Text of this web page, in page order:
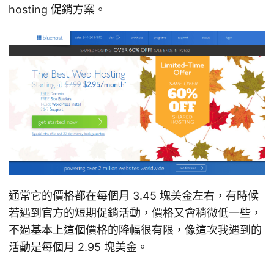
hosting 促銷方案。
通常它的價格都在每個月 3.45 塊美金左右，有時候
若遇到官方的短期促銷活動，價格又會稍微低一些，
不過基本上這個價格的降幅很有限，像這次我遇到的
活動是每個月 2.95 塊美金。